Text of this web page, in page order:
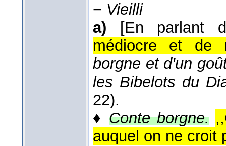
− Vieilli
a)
[En parlant
médiocre et de
borgne et d'un
les Bibelots du
22).
♦Conte borgne.
auquel on ne croit